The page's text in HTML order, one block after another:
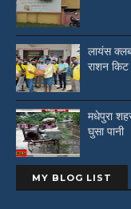
लायंस क्लब
राशन किट
मधेपुरा
घुसा पानी
MY BLOG LIST